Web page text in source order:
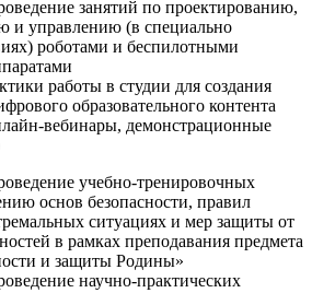
занятий по проектированию,
и управлению (в специально
роботами и беспилотными
работы в студии для создания
образовательного контента
вебинары, демонстрационные
учебно-тренировочных
основ безопасности, правил
ситуациях и мер защиты от
в рамках преподавания предмета
и защиты Родины»
научно-практических